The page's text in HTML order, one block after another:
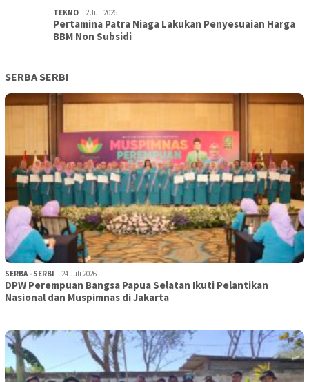
TEKNO 2 Juli 2026
Pertamina Patra Niaga Lakukan Penyesuaian Harga
BBM Non Subsidi
SERBA SERBI
SERBA - SERBI 24 Juli 2026
DPW Perempuan Bangsa Papua Selatan Ikuti Pelantikan
Nasional dan Muspimnas di Jakarta